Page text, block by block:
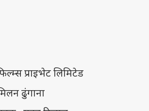
प्राइभेट लिमिटेड
ढुंगाना